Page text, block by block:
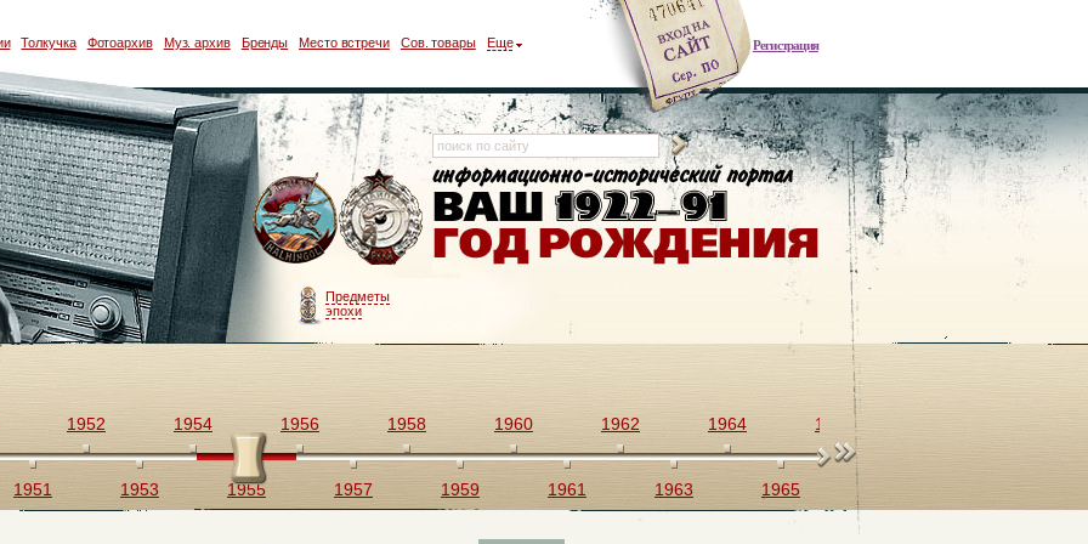
Регистрация
Толкучка Фотоархив Муз. архив Бренды Место встречи Сов. товары Еще
Предметы
эпохи
1951
1952
1953
1954
1955
1956
1957
1958
1959
1960
1961
1962
1963
1964
1965
1966